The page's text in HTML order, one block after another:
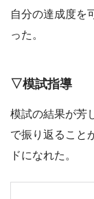
自分の達成度を
った。
▽模試指導
模試の結果が芳
で振り返ること
ドになれた。